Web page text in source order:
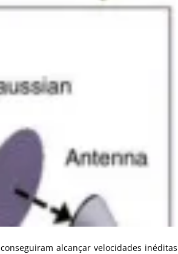
conseguiram alcançar velocidades inéditas